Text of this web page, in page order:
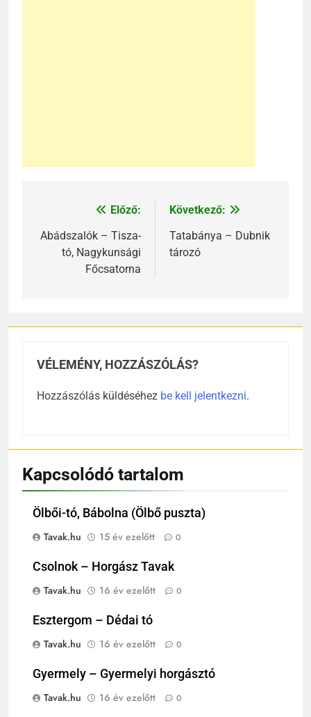
Bejegyzés
navigáció
Előző:
Abádszalók – Tisza-
tó, Nagykunsági
Főcsatorna
Következő:
Tatabánya – Dubnik
tározó
VÉLEMÉNY, HOZZÁSZÓLÁS?
Hozzászólás küldéséhez be kell jelentkezni.
Kapcsolódó tartalom
Ölbői-tó, Bábolna (Ölbő puszta)
Tavak.hu
15 év ezelőtt 0
Csolnok – Horgász Tavak
Tavak.hu
16 év ezelőtt 0
Esztergom – Dédai tó
Tavak.hu
16 év ezelőtt 0
Gyermely – Gyermelyi horgásztó
Tavak.hu
16 év ezelőtt 0